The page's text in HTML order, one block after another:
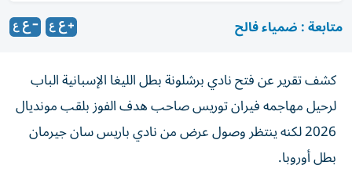
متابعة : ضمياء فالح
كشف تقرير عن فتح نادي برشلونة بطل الليغا الإسبانية الباب
لرحيل مهاجمه فيران توريس صاحب هدف الفوز بلقب مونديال
2026 لكنه ينتظر وصول عرض من نادي باريس سان جيرمان
بطل أوروبا.